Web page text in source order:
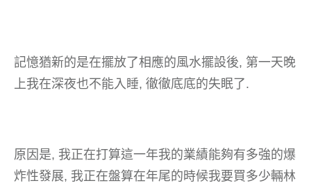
記憶猶新的是在擺放了相應的風水擺設後, 第一天晚
上我在深夜也不能入睡, 徹徹底底的失眠了.
原因是, 我正在打算這一年我的業績能夠有多強的爆
炸性發展, 我正在盤算在年尾的時候我要買多少輛林